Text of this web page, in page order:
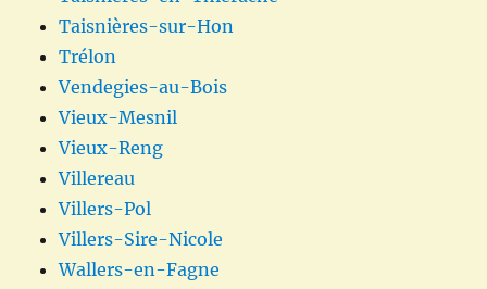
Taisnières-sur-Hon
Trélon
Vendegies-au-Bois
Vieux-Mesnil
Vieux-Reng
Villereau
Villers-Pol
Villers-Sire-Nicole
Wallers-en-Fagne